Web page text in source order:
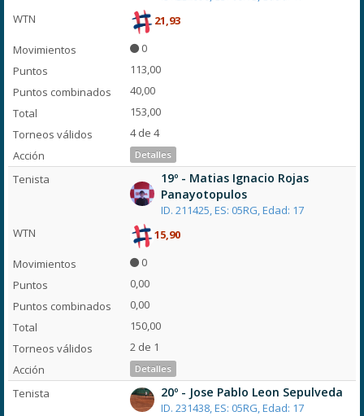
21,93
0
113,00
40,00
153,00
4 de 4
Detalles
19º - Matias Ignacio Rojas
Panayotopulos
ID. 211425, ES: 05RG, Edad: 17
15,90
0
0,00
0,00
150,00
2 de 1
Detalles
20º - Jose Pablo Leon Sepulveda
ID. 231438, ES: 05RG, Edad: 17